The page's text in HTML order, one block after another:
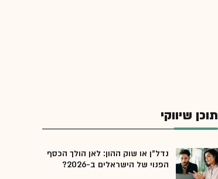
תוכן שיווקי
נדל"ן או שוק ההון: לאן הולך הכסף
הפנוי של הישראלים ב-2026?